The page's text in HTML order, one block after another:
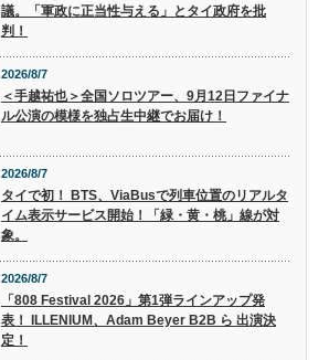
議。「軍政に正当性与える」とタイ政府を批
判！
2026/8/7
＜手越祐也＞全国ソロツアー、9月12日ファイナ
ル公演の模様を独占生中継でお届け！
2026/8/7
タイで初！ BTS、ViaBusで列車位置のリアルタ
イム表示サービス開始！「緑・黄・桃」線が対
象。
2026/8/7
「808 Festival 2026」第1弾ラインアップ発
表！ ILLENIUM、Adam Beyer B2B ら 出演決
定！